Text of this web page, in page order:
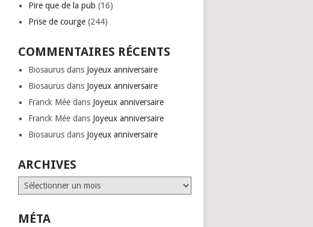
Pire que de la pub (16)
Prise de courge (244)
COMMENTAIRES RÉCENTS
Biosaurus dans Joyeux anniversaire
Biosaurus dans Joyeux anniversaire
Franck Mée dans Joyeux anniversaire
Franck Mée dans Joyeux anniversaire
Biosaurus dans Joyeux anniversaire
ARCHIVES
Archives
MÉTA